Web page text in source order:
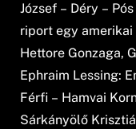
József – Déry –
riport egy
Hettore Gonzaga,
Ephraim Lessing:
Férfi – Hamvai
Sárkányölő